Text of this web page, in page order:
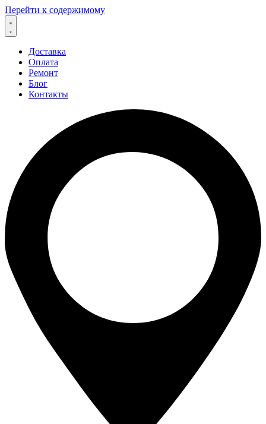
Перейти к содержимому
Доставка
Оплата
Ремонт
Блог
Контакты